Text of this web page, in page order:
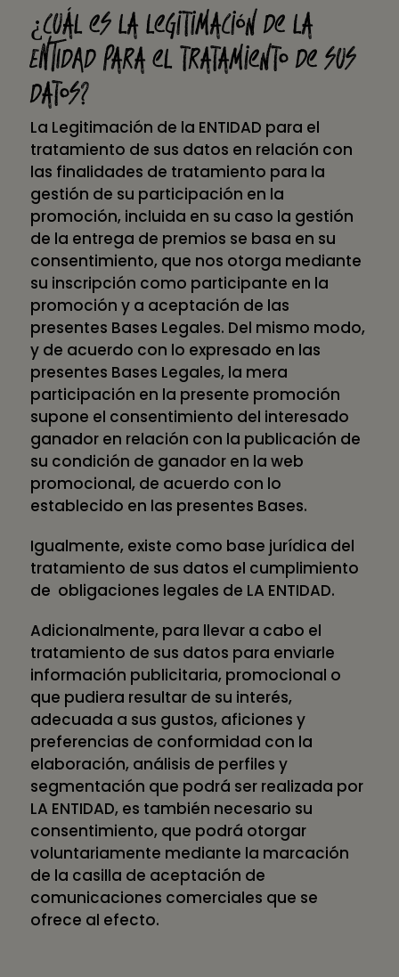
¿Cuál es la legitimación de la
ENTIDAD para el tratamiento de sus
datos?
La Legitimación de la ENTIDAD para el
tratamiento de sus datos en relación con
las finalidades de tratamiento para la
gestión de su participación en la
promoción, incluida en su caso la gestión
de la entrega de premios se basa en su
consentimiento, que nos otorga mediante
su inscripción como participante en la
promoción y a aceptación de las
presentes Bases Legales. Del mismo modo,
y de acuerdo con lo expresado en las
presentes Bases Legales, la mera
participación en la presente promoción
supone el consentimiento del interesado
ganador en relación con la publicación de
su condición de ganador en la web
promocional, de acuerdo con lo
establecido en las presentes Bases.
Igualmente, existe como base jurídica del
tratamiento de sus datos el cumplimiento
de obligaciones legales de LA ENTIDAD.
Adicionalmente, para llevar a cabo el
tratamiento de sus datos para enviarle
información publicitaria, promocional o
que pudiera resultar de su interés,
adecuada a sus gustos, aficiones y
preferencias de conformidad con la
elaboración, análisis de perfiles y
segmentación que podrá ser realizada por
LA ENTIDAD, es también necesario su
consentimiento, que podrá otorgar
voluntariamente mediante la marcación
de la casilla de aceptación de
comunicaciones comerciales que se
ofrece al efecto.